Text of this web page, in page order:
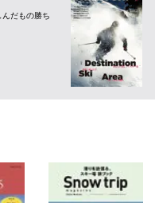
だもの勝ち